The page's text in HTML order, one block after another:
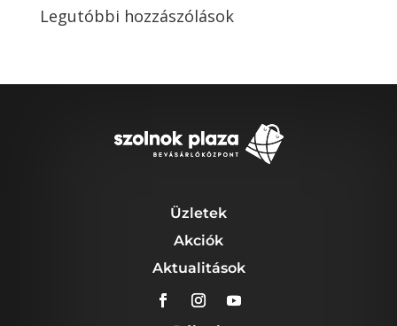
Legutóbbi hozzászólások
Üzletek
Akciók
Aktualitások